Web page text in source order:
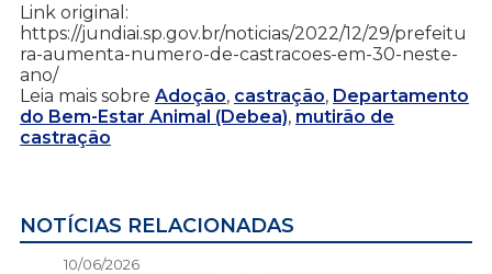
Link original:
https://jundiai.sp.gov.br/noticias/2022/12/29/prefeitu
ra-aumenta-numero-de-castracoes-em-30-neste-
ano/
Leia mais sobre Adoção, castração, Departamento
do Bem-Estar Animal (Debea), mutirão de
castração
NOTÍCIAS RELACIONADAS
10/06/2026